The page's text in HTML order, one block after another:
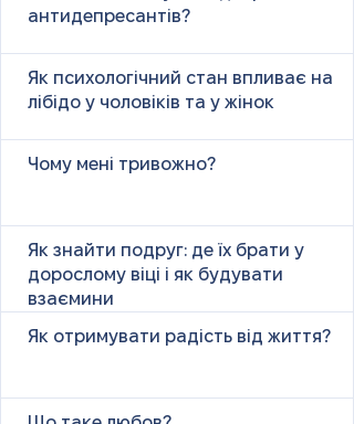
антидепресантів?
Як психологічний стан впливає на
лібідо у чоловіків та у жінок
Чому мені тривожно?
Як знайти подруг: де їх брати у
дорослому віці і як будувати
взаємини
Як отримувати радість від життя?